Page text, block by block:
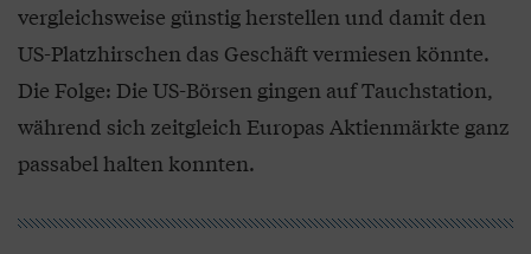
vergleichsweise günstig herstellen und damit den
US-Platzhirschen das Geschäft vermiesen könnte.
Die Folge: Die US-Börsen gingen auf Tauchstation,
während sich zeitgleich Europas Aktienmärkte ganz
passabel halten konnten.